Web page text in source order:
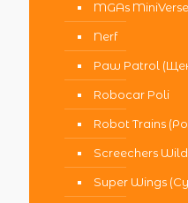
MGAs MiniVerse
Nerf
Paw Patrol
Robocar Poli
Robot Trains
Screechers
Super Wings